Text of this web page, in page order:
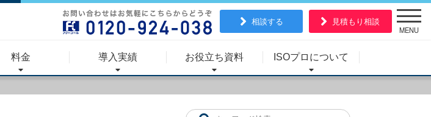
相談する 見積もり相談
MENU
料金 導入実績 お役立ち資料 ISOプロについて